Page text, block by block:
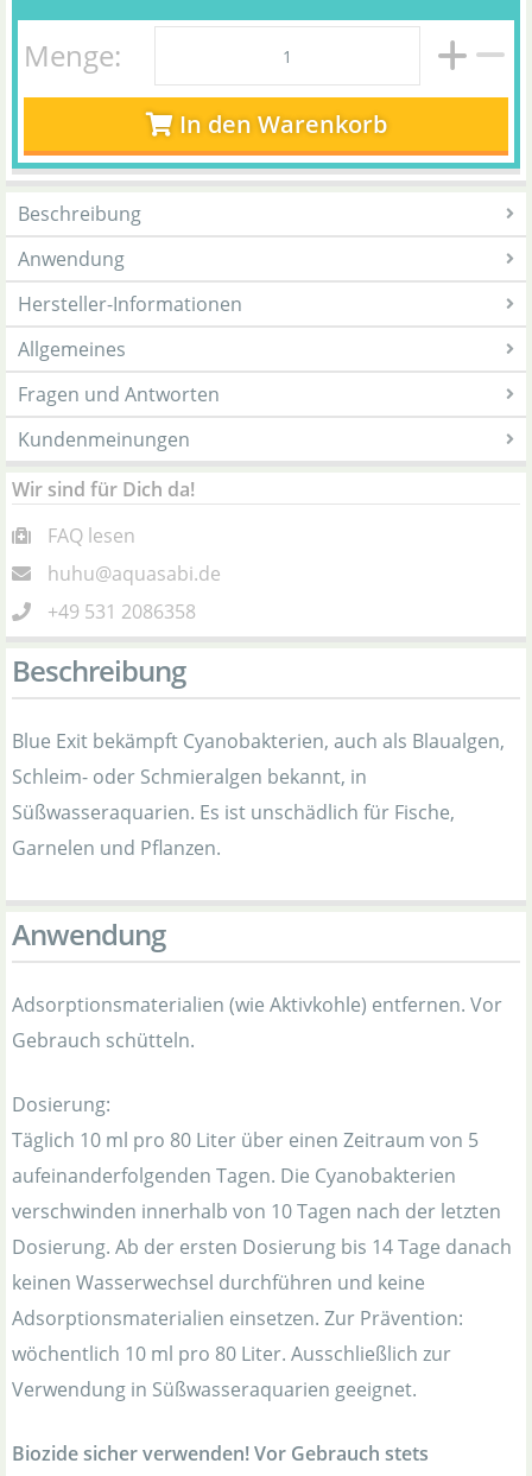
Menge:
In den Warenkorb
Beschreibung
Anwendung
Hersteller-Informationen
Allgemeines
Fragen und Antworten
Kundenmeinungen
Wir sind für Dich da!
FAQ lesen
huhu@aquasabi.de
+49 531 2086358
Beschreibung
Blue Exit bekämpft Cyanobakterien, auch als Blaualgen,
Schleim- oder Schmieralgen bekannt, in
Süßwasseraquarien. Es ist unschädlich für Fische,
Garnelen und Pflanzen.
Anwendung
Adsorptionsmaterialien (wie Aktivkohle) entfernen. Vor
Gebrauch schütteln.
Dosierung:
Täglich 10 ml pro 80 Liter über einen Zeitraum von 5
aufeinanderfolgenden Tagen. Die Cyanobakterien
verschwinden innerhalb von 10 Tagen nach der letzten
Dosierung. Ab der ersten Dosierung bis 14 Tage danach
keinen Wasserwechsel durchführen und keine
Adsorptionsmaterialien einsetzen. Zur Prävention:
wöchentlich 10 ml pro 80 Liter. Ausschließlich zur
Verwendung in Süßwasseraquarien geeignet.
Biozide sicher verwenden! Vor Gebrauch stets